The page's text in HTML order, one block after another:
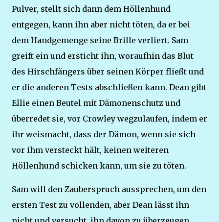
Pulver, stellt sich dann dem Höllenhund
entgegen, kann ihn aber nicht töten, da er bei
dem Handgemenge seine Brille verliert. Sam
greift ein und ersticht ihn, woraufhin das Blut
des Hirschfängers über seinen Körper fließt und
er die anderen Tests abschließen kann. Dean gibt
Ellie einen Beutel mit Dämonenschutz und
überredet sie, vor Crowley wegzulaufen, indem er
ihr weismacht, dass der Dämon, wenn sie sich
vor ihm versteckt hält, keinen weiteren
Höllenhund schicken kann, um sie zu töten.
Sam will den Zauberspruch aussprechen, um den
ersten Test zu vollenden, aber Dean lässt ihn